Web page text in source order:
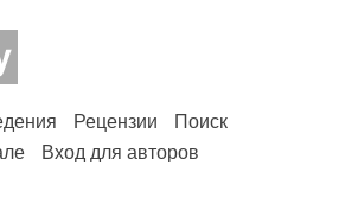
Рецензии
Поиск
Вход для авторов